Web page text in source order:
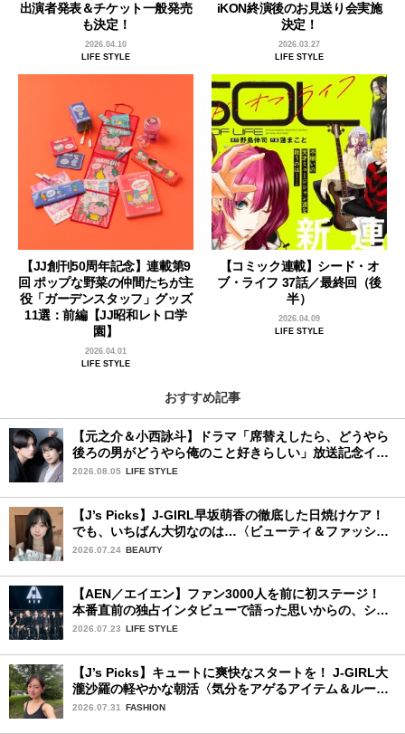
出演者発表＆チケット一般発売
も決定！
2026.04.10
LIFE STYLE
iKON終演後のお見送り会実施
決定！
2026.03.27
LIFE STYLE
【JJ創刊50周年記念】連載第9
回 ポップな野菜の仲間たちが主
役「ガーデンスタッフ」グッズ
11選：前編【JJ昭和レトロ学
園】
2026.04.01
LIFE STYLE
【コミック連載】シード・オ
ブ・ライフ 37話／最終回（後
半）
2026.04.09
LIFE STYLE
おすすめ記事
【元之介＆小西詠斗】ドラマ「席替えしたら、どうやら
後ろの男がどうやら俺のこと好きらしい」放送記念イン
タビュー♡ 「自然と詠斗くんが可愛く見えたんです」
2026.08.05 LIFE STYLE
【J’s Picks】J-GIRL早坂萌香の徹底した日焼けケア！
でも、いちばん大切なのは…〈ビューティ＆ファッショ
ン夏の必需品〉
2026.07.24 BEAUTY
【AEN／エイエン】ファン3000人を前に初ステージ！
本番直前の独占インタビューで語った思いからの、ショ
ーケース完全レポート！
2026.07.23 LIFE STYLE
【J’s Picks】キュートに爽快なスタートを！ J-GIRL大
瀧沙羅の軽やかな朝活〈気分をアゲるアイテム＆ルーテ
ィーン〉
2026.07.31 FASHION